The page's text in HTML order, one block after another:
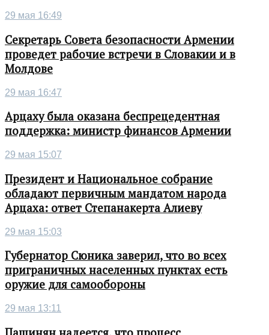
29 мая 16:49
Секретарь Совета безопасности Армении
проведет рабочие встречи в Словакии и в
Молдове
29 мая 16:47
Арцаху была оказана беспрецедентная
поддержка: министр финансов Армении
29 мая 15:07
Президент и Национальное собрание
обладают первичным мандатом народа
Арцаха: ответ Степанакерта Алиеву
29 мая 15:03
Губернатор Сюника заверил, что во всех
приграничных населенных пунктах есть
оружие для самообороны
29 мая 13:11